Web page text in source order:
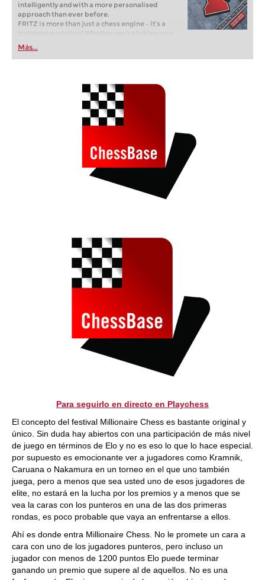
intelligently and with a more personalised
approach than ever before.
FRITZ is more than just a chess engine – it’s a
training revolution! Whether you’re taking your
first steps into the world of club chess, or already
playing at a tournament level: with FRITZ, you can
train more efficiently, intelligently and with a
Más...
Para seguirlo en directo en Playchess
El concepto del festival Millionaire Chess es bastante original y
único. Sin duda hay abiertos con una participación de más nivel
de juego en términos de Elo y no es eso lo que lo hace especial.
por supuesto es emocionante ver a jugadores como Kramnik,
Caruana o Nakamura en un torneo en el que uno también
juega, pero a menos que sea usted uno de esos jugadores de
elite, no estará en la lucha por los premios y a menos que se
vea la caras con los punteros en una de las dos primeras
rondas, es poco probable que vaya an enfrentarse a ellos.
Ahí es donde entra Millionaire Chess. No le promete un cara a
cara con uno de los jugadores punteros, pero incluso un
jugador con menos de 1200 puntos Elo puede terminar
ganando un premio que supere al de aquellos. No es una